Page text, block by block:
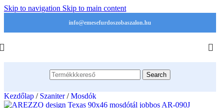
Skip to navigation Skip to main content
info@emesefurdoszobaszalon.hu
Search
Kezdőlap / Szaniter/ Mosdók